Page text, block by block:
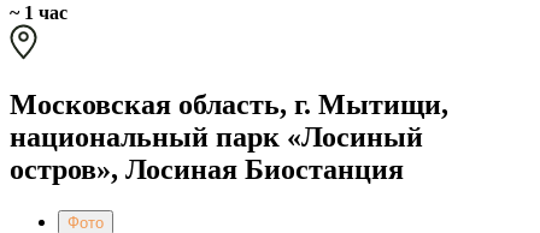
~ 1 час
Московская область, г. Мытищи,
национальный парк «Лосиный
остров», Лосиная Биостанция
Фото